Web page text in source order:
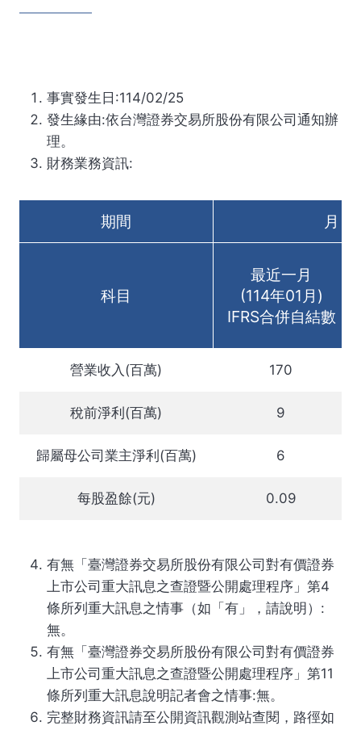
事實發生日:114/02/25
發生緣由:依台灣證券交易所股份有限公司通知辦
理。
財務業務資訊:
期間 月
科目
最近一月
(114年01月)
IFRS合併自結數
營業收入(百萬) 170
稅前淨利(百萬) 9
歸屬母公司業主淨利(百萬) 6
每股盈餘(元) 0.09
有無「臺灣證券交易所股份有限公司對有價證券
上市公司重大訊息之查證暨公開處理程序」第4
條所列重大訊息之情事（如「有」，請說明）:
無。
有無「臺灣證券交易所股份有限公司對有價證券
上市公司重大訊息之查證暨公開處理程序」第11
條所列重大訊息說明記者會之情事:無。
完整財務資訊請至公開資訊觀測站查閱，路徑如